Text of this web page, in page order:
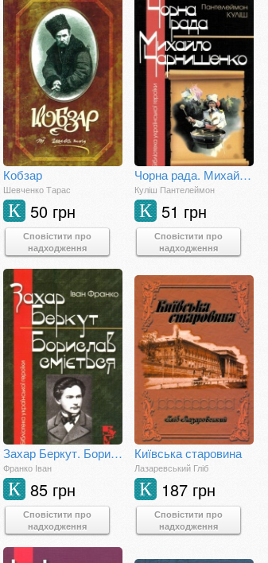
Кобзар
Шевченко Тарас
50 грн
К
Сповістити про
надходження
Чорна рада. Михайло Чарнишенко
Куліш Пантелеймон
51 грн
К
Сповістити про
надходження
Захар Беркут. Борислав сміється
Франко Іван
85 грн
К
Сповістити про
надходження
Київська старовина
Лазаревський Гліб
187 грн
К
Сповістити про
надходження